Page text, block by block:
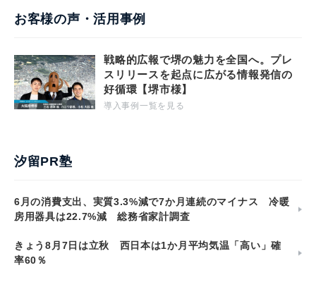
お客様の声・活用事例
戦略的広報で堺の魅力を全国へ。プレ
スリリースを起点に広がる情報発信の
好循環【堺市様】
導入事例一覧を見る
汐留PR塾
6月の消費支出、実質3.3%減で7か月連続のマイナス 冷暖
房用器具は22.7%減 総務省家計調査
きょう8月7日は立秋 西日本は1か月平均気温「高い」確
率60％